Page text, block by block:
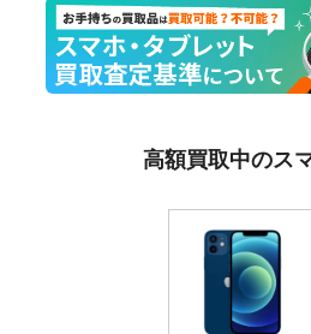
高額買取中のス